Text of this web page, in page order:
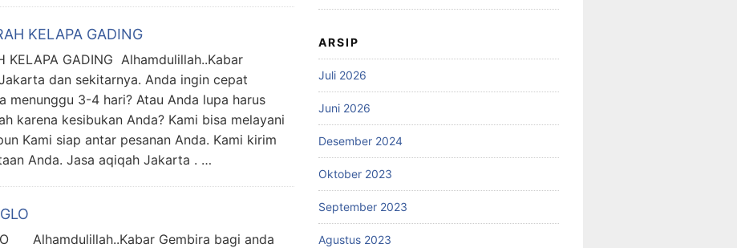
KELAPA GADING
KELAPA GADING Alhamdulillah..Kabar
dan sekitarnya. Anda ingin cepat
menunggu 3-4 hari? Atau Anda lupa harus
karena kesibukan Anda? Kami bisa melayani
Kami siap antar pesanan Anda. Kami kirim
Anda. Jasa aqiqah Jakarta . …
Alhamdulillah..Kabar Gembira bagi anda
ARSIP
Juli 2026
Juni 2026
Desember 2024
Oktober 2023
September 2023
Agustus 2023